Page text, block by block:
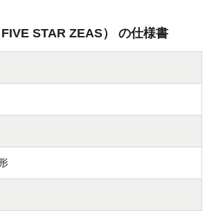
STAR ZEAS） の仕様書